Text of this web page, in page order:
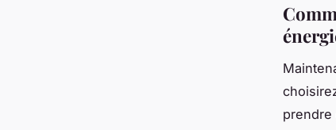
prendre